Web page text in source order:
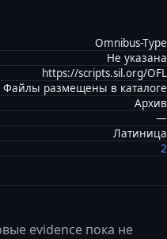
Omnibus-Type
Не указана
https://scripts.sil.org/OFL
Файлы размещены в каталоге
Архив
—
Латиница
2
evidence пока не